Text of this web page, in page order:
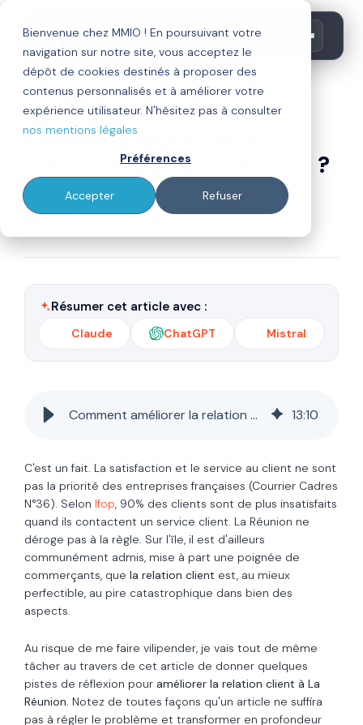
Bienvenue chez MMIO ! En poursuivant votre
navigation sur notre site, vous acceptez le
dépôt de cookies destinés à proposer des
contenus personnalisés et à améliorer votre
expérience utilisateur. N'hésitez pas à consulter
nos mentions légales
Préférences
Accepter Refuser
digitalisation
Comment améliorer la
relation client à La Réunion ?
Par Thierry Calderon
Publié le 10/04/17
Résumer cet article avec :
Claude ChatGPT Mistral
Comment améliorer la relation client à La Réunion ? 13:10
C'est un fait. La satisfaction et le service au client ne sont
pas la priorité des entreprises françaises (Courrier Cadres
N°36). Selon Ifop, 90% des clients sont de plus insatisfaits
quand ils contactent un service client. La Réunion ne
déroge pas à la règle. Sur l'île, il est d'ailleurs
communément admis, mise à part une poignée de
commerçants, que la relation client est, au mieux
perfectible, au pire catastrophique dans bien des
aspects.
Au risque de me faire vilipender, je vais tout de même
tâcher au travers de cet article de donner quelques
pistes de réflexion pour améliorer la relation client à La
Réunion. Notez de toutes façons qu'un article ne suffira
pas à régler le problème et transformer en profondeur